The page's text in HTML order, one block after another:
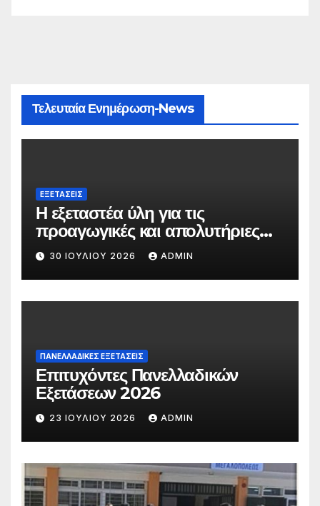
Τελευταία Ενημέρωση-News
ΕΞΕΤΆΣΕΙΣ
Η εξεταστέα ύλη για τις
προαγωγικές και απολυτήριες
εξετάσεις των ΓΕΛ (Α’,Β’,Γ’) το σχ.
έτος 2026-2027
30 ΙΟΥΛΊΟΥ 2026 ADMIN
ΠΑΝΕΛΛΑΔΙΚΕΣ ΕΞΕΤΑΣΕΙΣ
Επιτυχόντες Πανελλαδικών
Εξετάσεων 2026
23 ΙΟΥΛΊΟΥ 2026 ADMIN